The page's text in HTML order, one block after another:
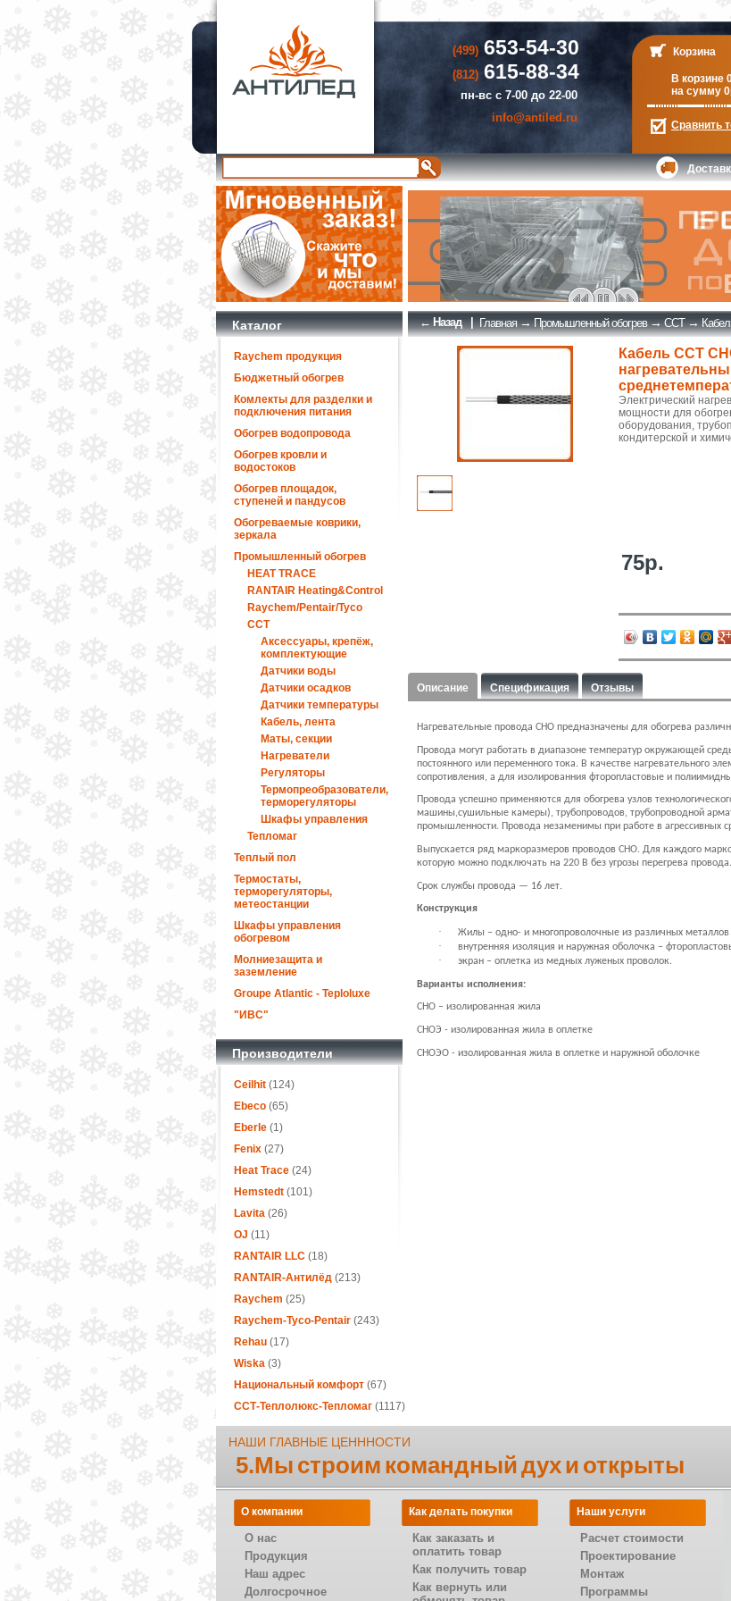
(499)653-54-30
(812)615-88-34
пн-вс с 7-00 до 22-00
info@antiled.ru
Корзина
В корзине
на сумму
Сравнить
Каталог
Raychem продукция
Бюджетный обогрев
Комлекты для разделки и
подключения питания
Обогрев водопровода
Обогрев кровли и
водостоков
Обогрев площадок,
ступеней и пандусов
Обогреваемые коврики,
зеркала
Промышленный обогрев
HEAT TRACE
RANTAIR Heating&Control
Raychem/Pentair/Tyco
ССТ
Аксессуары, крепёж,
комплектующие
Датчики воды
Датчики осадков
Датчики температуры
Кабель, лента
Маты, секции
Нагреватели
Регуляторы
Термопреобразователи,
терморегуляторы
Шкафы управления
Тепломаг
Теплый пол
Термостаты,
терморегуляторы,
метеостанции
Шкафы управления
обогревом
Молниезащита и
заземление
Groupe Atlantic - Teploluxe
"ИВС"
Производители
Ceilhit(124)
Ebeco(65)
Eberle(1)
Fenix(27)
Heat Trace(24)
Hemstedt(101)
Lavita(26)
OJ (11)
RANTAIR LLC(18)
RANTAIR-Антилёд(213)
Raychem (25)
Raychem-Tyco-Pentair (243)
Rehau(17)
Wiska(3)
Национальный комфорт(67)
ССТ-Теплолюкс-Тепломаг(1117)
← Назад | Главная→Промышленный обогрев→ССТ→
Кабель ССТ
Электрический
мощности для
оборудования,
кондитерской и
75р.
Описание Спецификация Отзывы
Нагревательные провода СНО предназначены для обогрева
Провода могут работать в диапазоне температур окружающей
постоянного или переменного тока. В качестве нагревательного
сопротивления, а для изолированния фторопластовые и
Провода успешно применяются для обогрева узлов
машины,сушильные камеры), трубопроводов, трубопроводной
промышленности. Провода незаменимы при работе в агрессивных
Выпускается ряд маркоразмеров проводов СНО. Для каждого
которую можно подключать на 220 В без угрозы перегрева провода.
Срок службы провода — 16 лет.
Конструкция
· Жилы – одно- и многопроволочные из различных металлов
· внутренняя изоляция и наружная оболочка –
· экран – оплетка из медных луженых проволок.
Варианты исполнения:
СНО – изолированная жила
СНОЭ - изолированная жила в оплетке
СНОЭО - изолированная жила в оплетке и наружной оболочке
НАШИ ГЛАВНЫЕ ЦЕНННОСТИ
5.Мы строим командный дух и открыты
О компании
О нас
Продукция
Наш адрес
Долгосрочное
Как делать покупки
Как заказать и
оплатить товар
Как получить товар
Как вернуть или
Наши услуги
Расчет стоимости
Проектирование
Монтаж
Программы